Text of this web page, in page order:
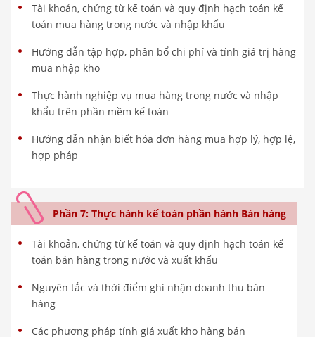
Tài khoản, chứng từ kế toán và quy định hạch toán kế
toán mua hàng trong nước và nhập khẩu
Hướng dẫn tập hợp, phân bổ chi phí và tính giá trị hàng
mua nhập kho
Thực hành nghiệp vụ mua hàng trong nước và nhập
khẩu trên phần mềm kế toán
Hướng dẫn nhận biết hóa đơn hàng mua hợp lý, hợp lệ,
hợp pháp
Phần 7: Thực hành kế toán phần hành Bán hàng
Tài khoản, chứng từ kế toán và quy định hạch toán kế
toán bán hàng trong nước và xuất khẩu
Nguyên tắc và thời điểm ghi nhận doanh thu bán
hàng
Các phương pháp tính giá xuất kho hàng bán